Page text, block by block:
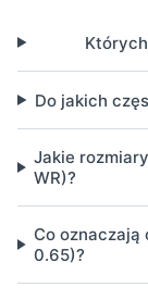
Do jakich
Jakie
WR)?
Co oznaczają
0.65)?